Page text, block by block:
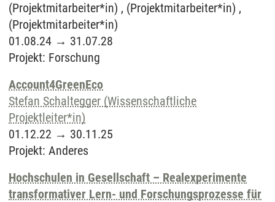
(Projektmitarbeiter*in) , (Projektmitarbeiter*in) ,
(Projektmitarbeiter*in)
01.08.24 → 31.07.28
Projekt: Forschung
Account4GreenEco
Stefan Schaltegger (Wissenschaftliche
Projektleiter*in)
01.12.22 → 30.11.25
Projekt: Anderes
Hochschulen in Gesellschaft – Realexperimente
transformativer Lern- und Forschungsprozesse für